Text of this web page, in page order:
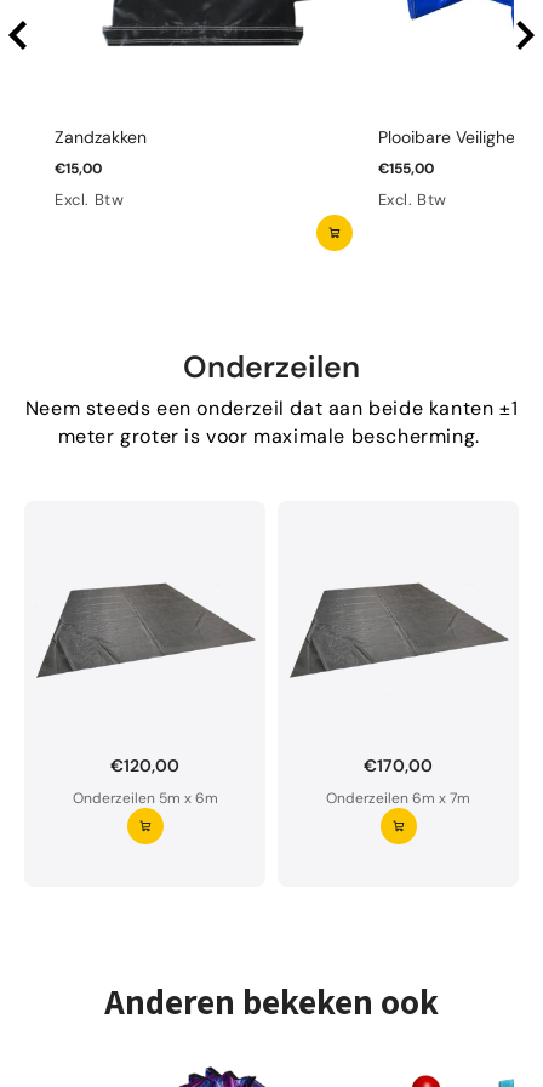
Zandzakken
€15,00
Excl. Btw
Plooibare
€155,00
Excl. Btw
Onderzeilen
Neem steeds een onderzeil dat aan beide kanten ±1
meter groter is voor maximale bescherming.
€120,00
Onderzeilen 5m x 6m
€170,00
Onderzeilen 6m x 7m
Onderzeil op maat bestellen?
Ons onderzeil is waterdoorlatend en van premium
Anderen bekeken ook